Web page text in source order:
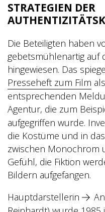
STRATEGIEN DER
Die Beteiligten haben
gebetsmühlenartig auf
hingewiesen. Das
Presseheft zum Film
entsprechenden
Agentur, die zum
aufgegriffen wurde.
die Kostüme und in
zwischen Monochrom
Gefühl, die Fiktion
Bildern aufgefangen.
Hauptdarstellerin